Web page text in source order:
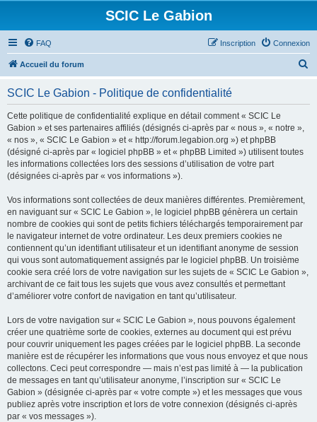
SCIC Le Gabion
FAQ Connexion
Inscription
Accueil du forum
SCIC Le Gabion - Politique de confidentialité
Cette politique de confidentialité explique en détail comment « SCIC Le
Gabion » et ses partenaires affiliés (désignés ci-après par « nous », « notre »,
« nos », « SCIC Le Gabion » et « http://forum.legabion.org ») et phpBB
(désigné ci-après par « logiciel phpBB » et « phpBB Limited ») utilisent toutes
les informations collectées lors des sessions d’utilisation de votre part
(désignées ci-après par « vos informations »).
Vos informations sont collectées de deux manières différentes. Premièrement,
en naviguant sur « SCIC Le Gabion », le logiciel phpBB génèrera un certain
nombre de cookies qui sont de petits fichiers téléchargés temporairement par
le navigateur internet de votre ordinateur. Les deux premiers cookies ne
contiennent qu’un identifiant utilisateur et un identifiant anonyme de session
qui vous sont automatiquement assignés par le logiciel phpBB. Un troisième
cookie sera créé lors de votre navigation sur les sujets de « SCIC Le Gabion »,
archivant de ce fait tous les sujets que vous avez consultés et permettant
d’améliorer votre confort de navigation en tant qu’utilisateur.
Lors de votre navigation sur « SCIC Le Gabion », nous pouvons également
créer une quatrième sorte de cookies, externes au document qui est prévu
pour couvrir uniquement les pages créées par le logiciel phpBB. La seconde
manière est de récupérer les informations que vous nous envoyez et que nous
collectons. Ceci peut correspondre — mais n’est pas limité à — la publication
de messages en tant qu’utilisateur anonyme, l’inscription sur « SCIC Le
Gabion » (désignée ci-après par « votre compte ») et les messages que vous
publiez après votre inscription et lors de votre connexion (désignés ci-après
par « vos messages »).